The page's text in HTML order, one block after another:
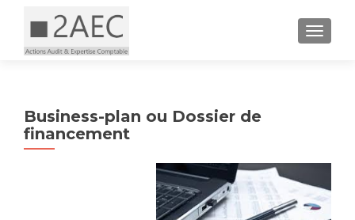
Business-plan ou Dossier de
financement